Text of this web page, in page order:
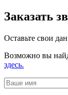
Заказать
Оставьте свои
Возможно вы
здесь.